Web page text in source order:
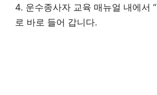
4. 운수종사자 교육 매뉴얼 내에서
로 바로 들어 갑니다.